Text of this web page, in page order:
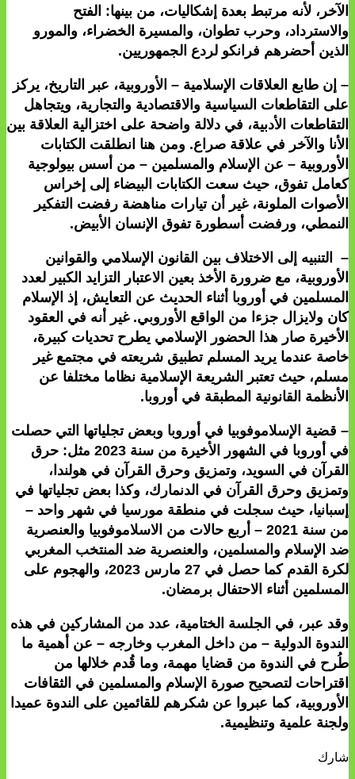
الآخر، لأنه مرتبط بعدة إشكاليات، من بينها: الفتح
والاسترداد، وحرب تطوان، والمسيرة الخضراء، والمورو
الذين أحضرهم فرانكو لردع الجمهوريين.
– إن طابع العلاقات الإسلامية – الأوروبية، عبر التاريخ، يركز
على التقاطعات السياسية والاقتصادية والتجارية، ويتجاهل
التقاطعات الأدبية، في دلالة واضحة على اختزالية العلاقة بين
الأنا والآخر في علاقة صراع. ومن هنا انطلقت الكتابات
الأوروبية – عن الإسلام والمسلمين – من أسس بيولوجية
كعامل تفوق، حيث سعت الكتابات البيضاء إلى إخراس
الأصوات الملونة، غير أن تيارات مناهضة رفضت التفكير
النمطي، ورفضت أسطورة تفوق الإنسان الأبيض.
– التنبيه إلى الاختلاف بين القانون الإسلامي والقوانين
الأوروبية، مع ضرورة الأخذ بعين الاعتبار التزايد الكبير لعدد
المسلمين في أوروبا أثناء الحديث عن التعايش، إذ الإسلام
كان ولايزال جزءا من الواقع الأوروبي. غير أنه في العقود
الأخيرة صار هذا الحضور الإسلامي يطرح تحديات كبيرة،
خاصة عندما يريد المسلم تطبيق شريعته في مجتمع غير
مسلم، حيث تعتبر الشريعة الإسلامية نظاما مختلفا عن
الأنظمة القانونية المطبقة في أوروبا.
– قضية الإسلاموفوبيا في أوروبا وبعض تجلياتها التي حصلت
في أوروبا في الشهور الأخيرة من سنة 2023 مثل: حرق
القرآن في السويد، وتمزيق وحرق القرآن في هولندا،
وتمزيق وحرق القرآن في الدنمارك، وكذا بعض تجلياتها في
إسبانيا، حيث سجلت في منطقة مورسيا في شهر واحد –
من سنة 2021 – أربع حالات من الاسلاموفوبيا والعنصرية
ضد الإسلام والمسلمين، والعنصرية ضد المنتخب المغربي
لكرة القدم كما حصل في 27 مارس 2023، والهجوم على
المسلمين أثناء الاحتفال برمضان.
وقد عبر، في الجلسة الختامية، عدد من المشاركين في هذه
الندوة الدولية – من داخل المغرب وخارجه – عن أهمية ما
طُرح في الندوة من قضايا مهمة، وما قُدم خلالها من
اقتراحات لتصحيح صورة الإسلام والمسلمين في الثقافات
الأوروبية، كما عبروا عن شكرهم للقائمين على الندوة عميدا
ولجنة علمية وتنظيمية.
شارك